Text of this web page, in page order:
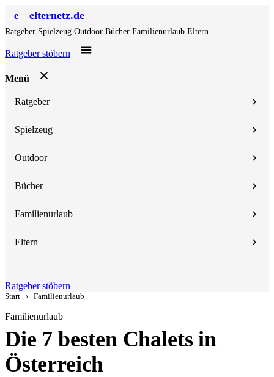
e elternetz.de
Ratgeber Spielzeug Outdoor Bücher Familienurlaub Eltern
Ratgeber stöbern
Menü
Ratgeber
Spielzeug
Outdoor
Bücher
Familienurlaub
Eltern
Ratgeber stöbern
Start › Familienurlaub
Familienurlaub
Die 7 besten Chalets in
Österreich